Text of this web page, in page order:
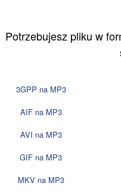
Potrzebujesz pliku w
3GPP na MP3
AIF na MP3
AVI na MP3
GIF na MP3
MKV na MP3